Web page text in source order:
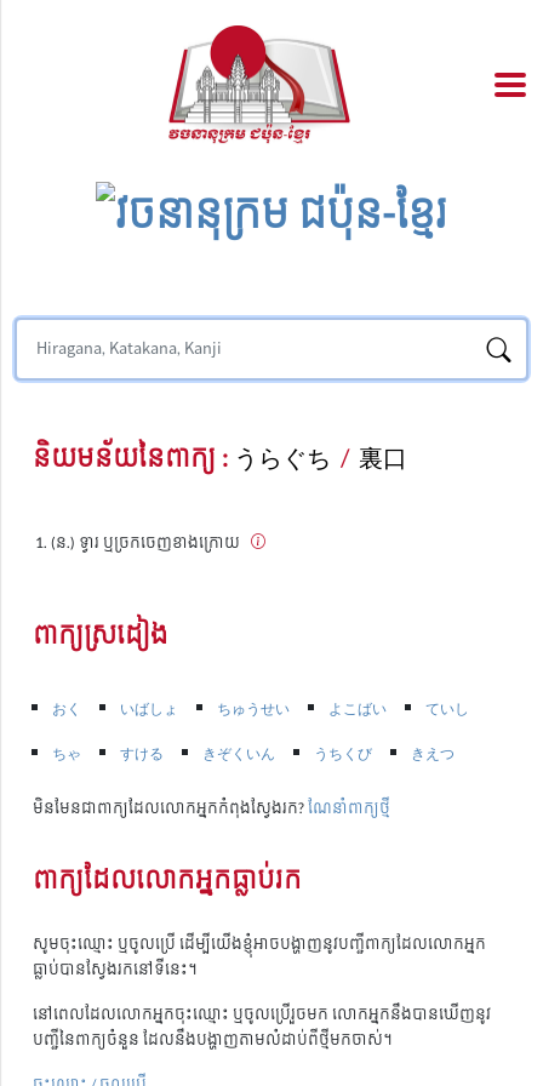
និយមន័យនៃពាក្យ : うらぐち / 裏口
(ន.) ទ្វារ ឬច្រកចេញខាងក្រោយ
ពាក្យស្រដៀង
おく いばしょ ちゅうせい よこばい
ていし
ちゃ
すける きぞくいん うちくび きえつ
មិនមែនជាពាក្យដែលលោកអ្នកកំពុងស្វែងរក?ណែនាំពាក្យថ្មី
ពាក្យដែលលោកអ្នកធ្លាប់រក
សូមចុះឈ្មោះ ឬចូលប្រើ ដើម្បីយើងខ្ញុំអាចបង្ហាញនូវបញ្ជីពាក្យដែលលោកអ្នក
ធ្លាប់បានស្វែងរកនៅទីនេះ។
នៅពេលដែលលោកអ្នកចុះឈ្មោះ ឬចូលប្រើរួចមក លោកអ្នកនឹងបានឃើញនូវ
បញ្ជីនៃពាក្យចំនួន ដែលនឹងបង្ហាញតាមលំដាប់ពីថ្មីមកចាស់។